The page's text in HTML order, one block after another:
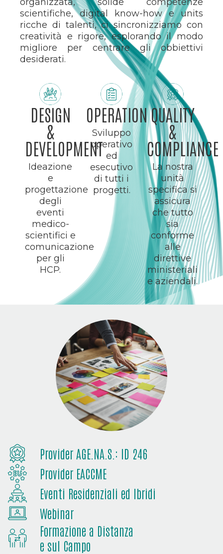
scientifiche, digital know-how e units
ricche di talenti, ci sincronizziamo con
creatività e rigore, esplorando il modo
migliore per centrare gli obbiettivi
desiderati.
DESIGN
&
DEVELOPMENT
Ideazione
e
progettazione
degli
eventi
medico-
scientifici e
comunicazione
per gli
HCP.
OPERATION
Sviluppo
operativo
ed
esecutivo
di tutti i
progetti.
QUALITY
&
COMPLIANCE
La nostra
unità
specifica si
assicura
che tutto
sia
conforme
alle
direttive
ministeriali
e aziendali.
Provider AGE.NA.S.: ID 246
Provider EACCME
Eventi Residenziali ed Ibridi
Webinar
Formazione a Distanza
e sul Campo